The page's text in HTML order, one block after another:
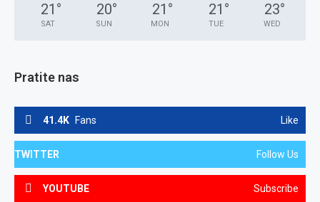
21 °
SAT
20°
SUN
21 °
MON
21 °
TUE
23°
WED
Pratite nas
41.4K Fans Like
TWITTER Follow Us
YOUTUBE Subscribe